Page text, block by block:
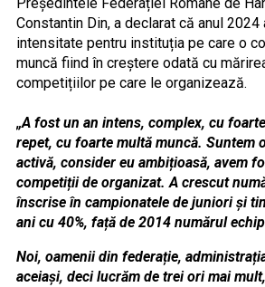
Constantin Din, a declarat că anul
intensitate pentru instituția pe care o
muncă fiind în creștere odată cu
competițiilor pe care le organizează.
„A fost un an intens, complex, cu
repet, cu foarte multă muncă. Suntem
activă, consider eu ambițioasă, avem
competiții de organizat. A crescut
înscrise în campionatele de juniori și
ani cu 40%, față de 2014 numărul
Noi, oamenii din federație,
aceiași, deci lucrăm de trei ori mai